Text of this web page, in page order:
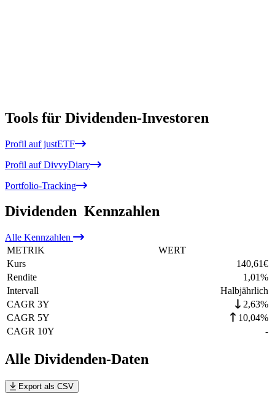
Tools für Dividenden-Investoren
Profil auf justETF
Profil auf DivvyDiary
Portfolio-Tracking
Dividenden Kennzahlen
Alle Kennzahlen
METRIK
WERT
Kurs
140,61€
Rendite
1,01%
Intervall
Halbjährlich
CAGR 3Y
2,63%
CAGR 5Y
10,04%
CAGR 10Y
-
Alle Dividenden-Daten
Export als CSV